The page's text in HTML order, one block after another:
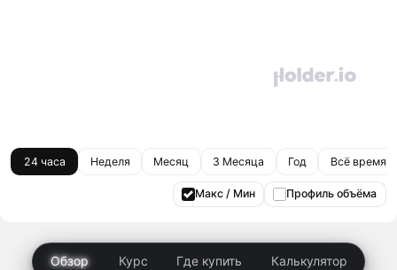
24 часа Неделя Месяц 3 Месяца Год Всё время
Макс / Мин Профиль объёма
Обзор Курс Где купить Калькулятор